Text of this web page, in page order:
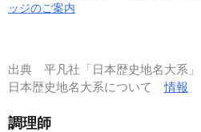
ッジのご案内
出典 平凡社「日本歴史地名大系」
日本歴史地名大系について情報
調理師